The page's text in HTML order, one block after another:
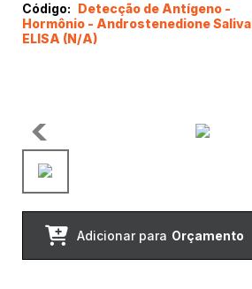
Código: Detecção de Antígeno -
Hormônio - Androstenedione Saliva
ELISA (N/A)
Adicionar para Orçamento